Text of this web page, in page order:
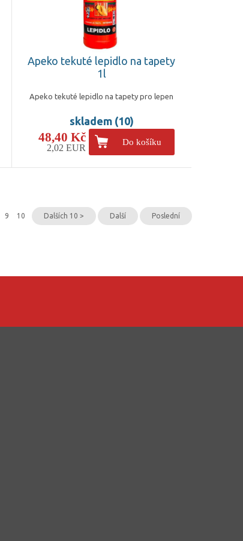
Apeko tekuté lepidlo na tapety
1l
Apeko tekuté lepidlo na tapety pro lepen
skladem (10)
48,40 Kč
2,02 EUR
Do košíku
9 10 Dalších 10 > Další Poslední